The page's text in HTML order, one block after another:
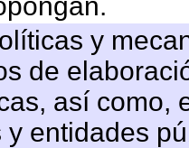
y
de
así como,
entidades